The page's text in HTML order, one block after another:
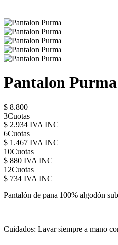
Pantalon Purma
$ 8.800
3Cuotas
$ 2.934 IVA INC
6Cuotas
$ 1.467 IVA INC
10Cuotas
$ 880 IVA INC
12Cuotas
$ 734 IVA INC
Pantalón de pana 100% algodón
Cuidados: Lavar siempre a mano